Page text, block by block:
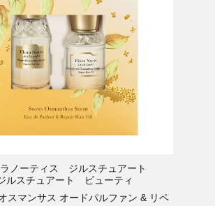
ノーティス ジルスチュアート
ルスチュアート ビューティ
スマンサス オードパルファン & リペ